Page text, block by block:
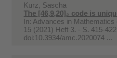
Kurz, Sascha
The [46,9,20]₂ code is
In: Advances in
15 (2021) Heft 3. - S. 415-422
doi:10.3934/amc.2020074 ...